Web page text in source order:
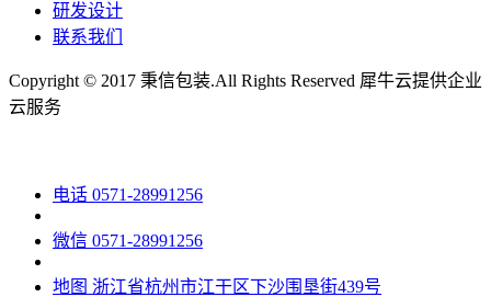
研发设计
联系我们
Copyright © 2017 秉信包装.All Rights Reserved 犀牛云提供企业
云服务
电话 0571-28991256
微信 0571-28991256
地图 浙江省杭州市江干区下沙围垦街439号